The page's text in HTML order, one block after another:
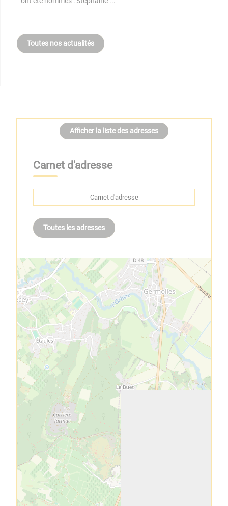
Toutes nos actualités
Afficher la liste des adresses
Carnet d'adresse
Carnet d'adresse
Toutes les adresses